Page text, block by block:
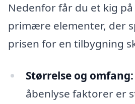
Nedenfor får du et kig
primære elementer, der
prisen for en tilbygning
Størrelse og omfang:
åbenlyse faktorer er